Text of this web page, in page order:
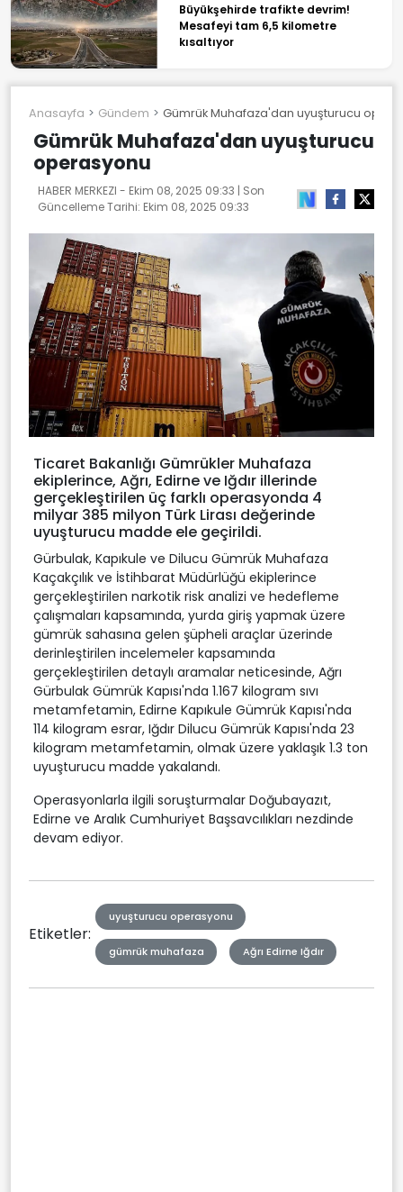
Büyükşehirde trafikte devrim!
Mesafeyi tam 6,5 kilometre
kısaltıyor
Anasayfa Gündem Gümrük Muhafaza'dan uyuşturucu
Gümrük Muhafaza'dan uyuşturucu
operasyonu
HABER MERKEZI - Ekim 08, 2025 09:33 | Son
Güncelleme Tarihi: Ekim 08, 2025 09:33
Ticaret Bakanlığı Gümrükler Muhafaza
ekiplerince, Ağrı, Edirne ve Iğdır illerinde
gerçekleştirilen üç farklı operasyonda 4
milyar 385 milyon Türk Lirası değerinde
uyuşturucu madde ele geçirildi.
Gürbulak, Kapıkule ve Dilucu Gümrük Muhafaza
Kaçakçılık ve İstihbarat Müdürlüğü ekiplerince
gerçekleştirilen narkotik risk analizi ve hedefleme
çalışmaları kapsamında, yurda giriş yapmak üzere
gümrük sahasına gelen şüpheli araçlar üzerinde
derinleştirilen incelemeler kapsamında
gerçekleştirilen detaylı aramalar neticesinde, Ağrı
Gürbulak Gümrük Kapısı'nda 1.167 kilogram sıvı
metamfetamin, Edirne Kapıkule Gümrük Kapısı'nda
114 kilogram esrar, Iğdır Dilucu Gümrük Kapısı'nda 23
kilogram metamfetamin, olmak üzere yaklaşık 1.3 ton
uyuşturucu madde yakalandı.
Operasyonlarla ilgili soruşturmalar Doğubayazıt,
Edirne ve Aralık Cumhuriyet Başsavcılıkları nezdinde
devam ediyor.
Etiketler:
uyuşturucu operasyonu
gümrük muhafaza Ağrı Edirne Iğdır